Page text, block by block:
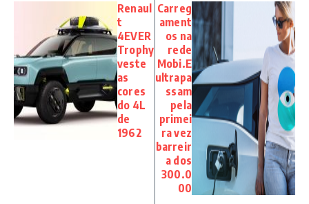
Renaul
t
4EVER
Trophy
veste
as
cores
do 4L
de
1962
Carreg
ament
os na
rede
Mobi.E
ultrapa
ssam
pela
primei
ra vez
barreir
a dos
300.0
00